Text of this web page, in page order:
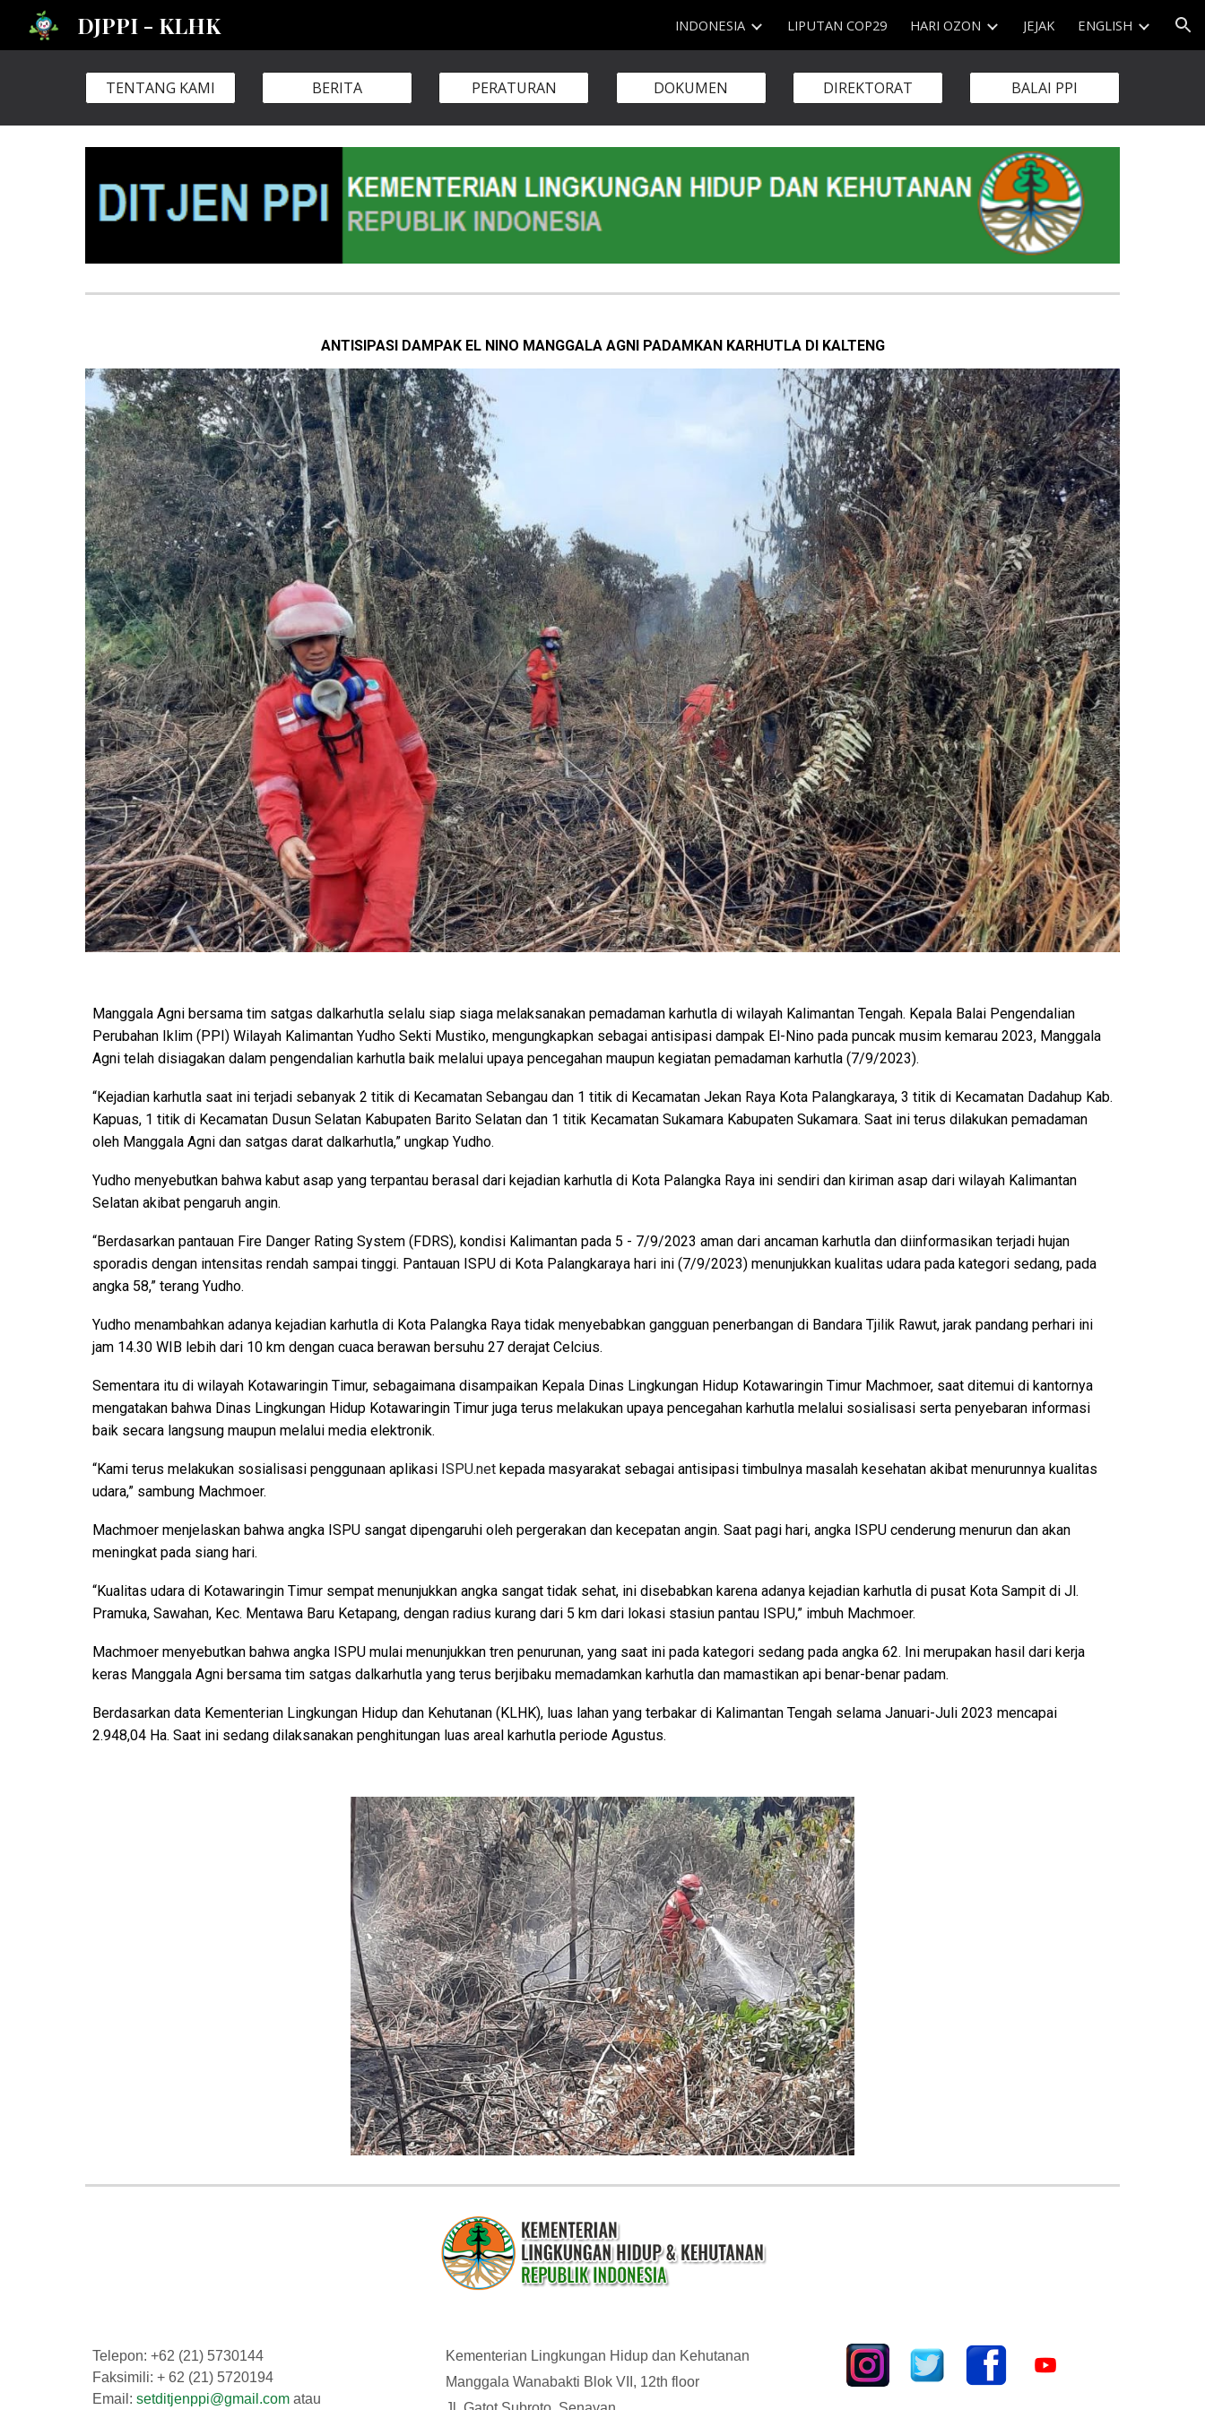
Skip to navigation
DJPPI - KLHK INDONESIA LIPUTAN COP29 HARI OZON JEJAK ENGLISH
TENTANG KAMI BERITA PERATURAN DOKUMEN DIREKTORAT BALAI PPI
ANTISIPASI DAMPAK EL NINO MANGGALA AGNI PADAMKAN KARHUTLA DI KALTENG
Manggala Agni bersama tim satgas dalkarhutla selalu siap siaga melaksanakan pemadaman karhutla di wilayah Kalimantan Tengah. Kepala Balai Pengendalian
Perubahan Iklim (PPI) Wilayah Kalimantan Yudho Sekti Mustiko, mengungkapkan sebagai antisipasi dampak El-Nino pada puncak musim kemarau 2023, Manggala
Agni telah disiagakan dalam pengendalian karhutla baik melalui upaya pencegahan maupun kegiatan pemadaman karhutla (7/9/2023).
“Kejadian karhutla saat ini terjadi sebanyak 2 titik di Kecamatan Sebangau dan 1 titik di Kecamatan Jekan Raya Kota Palangkaraya, 3 titik di Kecamatan Dadahup Kab.
Kapuas, 1 titik di Kecamatan Dusun Selatan Kabupaten Barito Selatan dan 1 titik Kecamatan Sukamara Kabupaten Sukamara. Saat ini terus dilakukan pemadaman
oleh Manggala Agni dan satgas darat dalkarhutla,” ungkap Yudho.
Yudho menyebutkan bahwa kabut asap yang terpantau berasal dari kejadian karhutla di Kota Palangka Raya ini sendiri dan kiriman asap dari wilayah Kalimantan
Selatan akibat pengaruh angin.
“Berdasarkan pantauan Fire Danger Rating System (FDRS), kondisi Kalimantan pada 5 - 7/9/2023 aman dari ancaman karhutla dan diinformasikan terjadi hujan
sporadis dengan intensitas rendah sampai tinggi. Pantauan ISPU di Kota Palangkaraya hari ini (7/9/2023) menunjukkan kualitas udara pada kategori sedang, pada
angka 58,” terang Yudho.
Yudho menambahkan adanya kejadian karhutla di Kota Palangka Raya tidak menyebabkan gangguan penerbangan di Bandara Tjilik Rawut, jarak pandang perhari ini
jam 14.30 WIB lebih dari 10 km dengan cuaca berawan bersuhu 27 derajat Celcius.
Sementara itu di wilayah Kotawaringin Timur, sebagaimana disampaikan Kepala Dinas Lingkungan Hidup Kotawaringin Timur Machmoer, saat ditemui di kantornya
mengatakan bahwa Dinas Lingkungan Hidup Kotawaringin Timur juga terus melakukan upaya pencegahan karhutla melalui sosialisasi serta penyebaran informasi
baik secara langsung maupun melalui media elektronik.
“Kami terus melakukan sosialisasi penggunaan aplikasi ISPU.netkepada masyarakat sebagai antisipasi timbulnya masalah kesehatan akibat menurunnya kualitas
udara,” sambung Machmoer.
Machmoer menjelaskan bahwa angka ISPU sangat dipengaruhi oleh pergerakan dan kecepatan angin. Saat pagi hari, angka ISPU cenderung menurun dan akan
meningkat pada siang hari.
“Kualitas udara di Kotawaringin Timur sempat menunjukkan angka sangat tidak sehat, ini disebabkan karena adanya kejadian karhutla di pusat Kota Sampit di Jl.
Pramuka, Sawahan, Kec. Mentawa Baru Ketapang, dengan radius kurang dari 5 km dari lokasi stasiun pantau ISPU,” imbuh Machmoer.
Machmoer menyebutkan bahwa angka ISPU mulai menunjukkan tren penurunan, yang saat ini pada kategori sedang pada angka 62. Ini merupakan hasil dari kerja
keras Manggala Agni bersama tim satgas dalkarhutla yang terus berjibaku memadamkan karhutla dan mamastikan api benar-benar padam.
Berdasarkan data Kementerian Lingkungan Hidup dan Kehutanan (KLHK), luas lahan yang terbakar di Kalimantan Tengah selama Januari-Juli 2023 mencapai
2.948,04 Ha. Saat ini sedang dilaksanakan penghitungan luas areal karhutla periode Agustus.
Telepon: +62 (21) 5730144
Faksimili: + 62 (21) 5720194
Email: setditjenppi@gmail.comatau
Kementerian Lingkungan Hidup dan Kehutanan
Manggala Wanabakti Blok VII, 12th floor